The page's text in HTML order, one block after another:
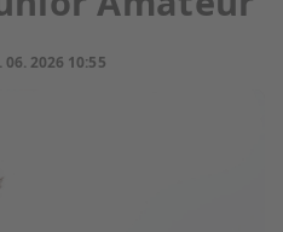
06. 2026 10:55